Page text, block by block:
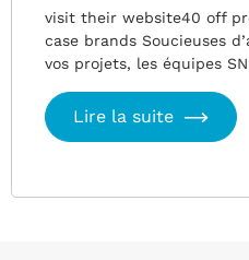
visit their website40 off
case brands Soucieuses
vos projets, les équipes
Lire la suite